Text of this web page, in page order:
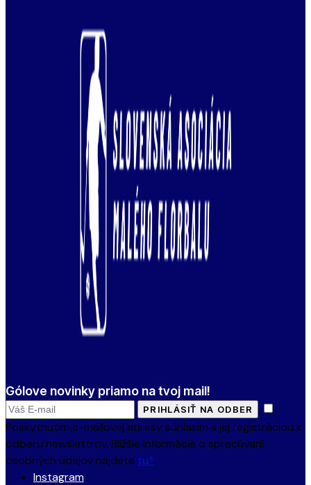
Gólove novinky priamo na tvoj mail!
PRIHLÁSIŤ NA ODBER
Poskytnutím e-mailovej adresy súhlasím s jej registráciou k
odberu newslettrov. Bližšie informácie o spracúvaní
osobných údajov nájdete tu*.
Instagram